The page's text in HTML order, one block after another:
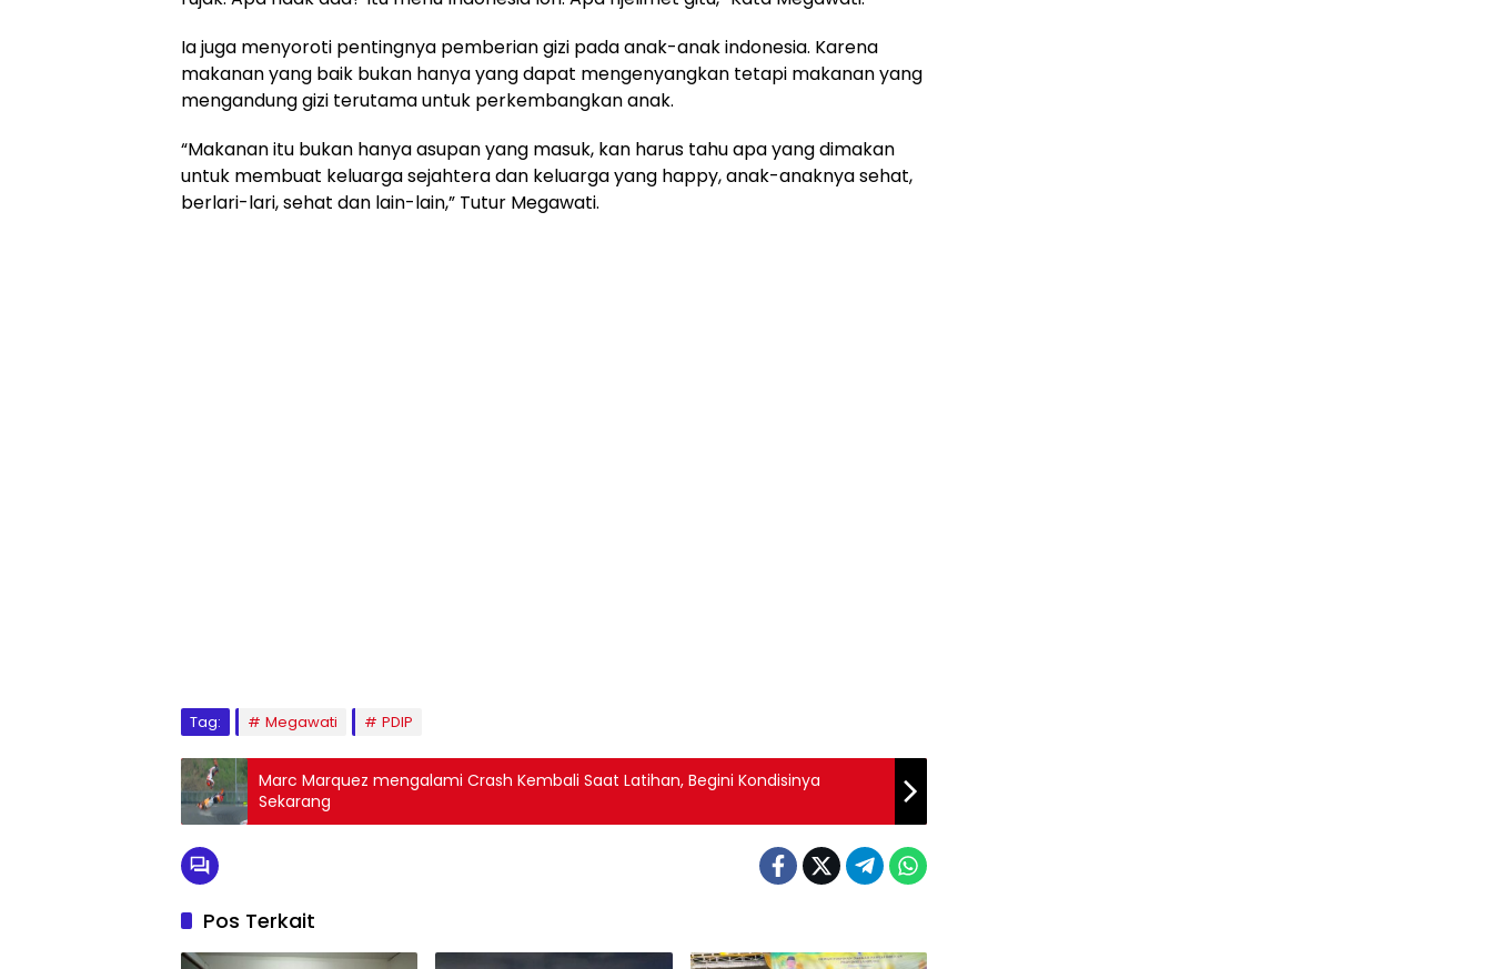
Ia juga menyoroti pentingnya pemberian gizi pada anak-anak indonesia. Karena
makanan yang baik bukan hanya yang dapat mengenyangkan tetapi makanan yang
mengandung gizi terutama untuk perkembangkan anak.
“Makanan itu bukan hanya asupan yang masuk, kan harus tahu apa yang dimakan
untuk membuat keluarga sejahtera dan keluarga yang happy, anak-anaknya sehat,
berlari-lari, sehat dan lain-lain,” Tutur Megawati.
Tag: Megawati PDIP
Marc Marquez mengalami Crash Kembali Saat Latihan, Begini Kondisinya
Sekarang
Pos Terkait